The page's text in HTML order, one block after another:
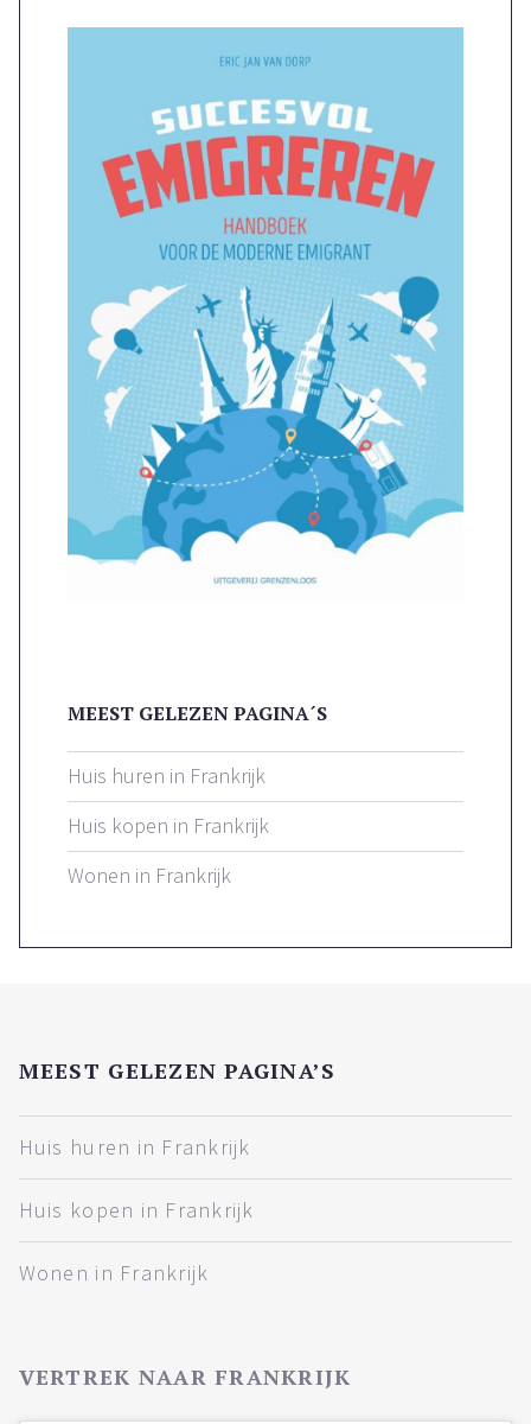
MEEST GELEZEN PAGINA´S
Huis huren in Frankrijk
Huis kopen in Frankrijk
Wonen in Frankrijk
MEEST GELEZEN PAGINA’S
Huis huren in Frankrijk
Huis kopen in Frankrijk
Wonen in Frankrijk
VERTREK NAAR FRANKRIJK